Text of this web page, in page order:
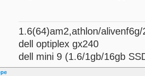
1.6(64)am2,athlon/
dell optiplex gx240
dell mini 9 (1.6/1gb/16gb